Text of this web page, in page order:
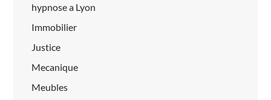
hypnose a Lyon
Immobilier
Justice
Mecanique
Meubles